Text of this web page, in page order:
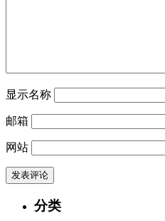
显示名称
邮箱
网站
分类